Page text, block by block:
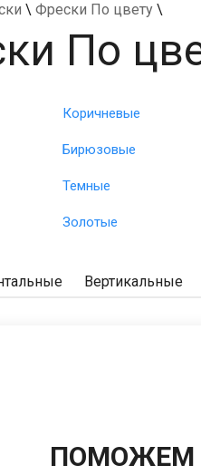
\ Фрески По цвету \
По
Коричневые
Бирюзовые
Темные
Золотые
Вертикальные
ПОМОЖЕМ